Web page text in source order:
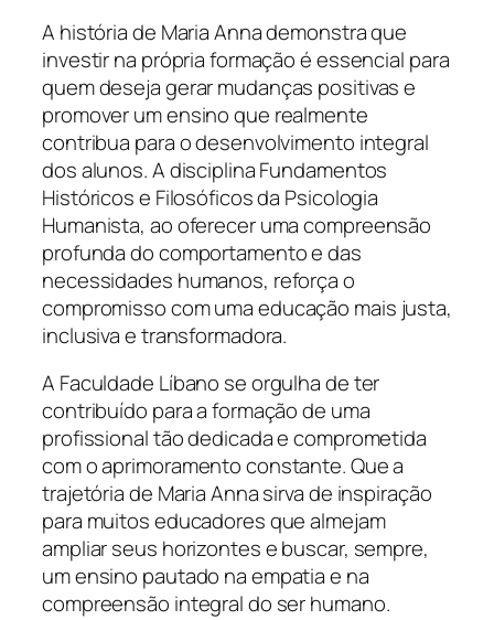
A história de Maria Anna demonstra que
investir na própria formação é essencial para
quem deseja gerar mudanças positivas e
promover um ensino que realmente
contribua para o desenvolvimento integral
dos alunos. A disciplina Fundamentos
Históricos e Filosóficos da Psicologia
Humanista, ao oferecer uma compreensão
profunda do comportamento e das
necessidades humanos, reforça o
compromisso com uma educação mais justa,
inclusiva e transformadora.
A Faculdade Líbano se orgulha de ter
contribuído para a formação de uma
profissional tão dedicada e comprometida
com o aprimoramento constante. Que a
trajetória de Maria Anna sirva de inspiração
para muitos educadores que almejam
ampliar seus horizontes e buscar, sempre,
um ensino pautado na empatia e na
compreensão integral do ser humano.